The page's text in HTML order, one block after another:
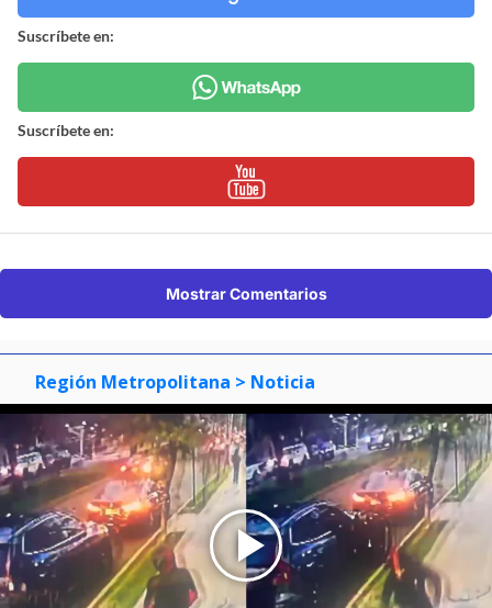
Suscríbete en:
Suscríbete en:
Mostrar Comentarios
Región Metropolitana > Noticia